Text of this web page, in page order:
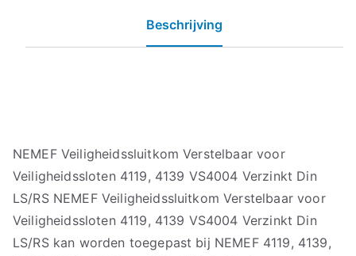
Beschrijving
NEMEF Veiligheidssluitkom Verstelbaar voor
Veiligheidssloten 4119, 4139 VS4004 Verzinkt Din
LS/RS NEMEF Veiligheidssluitkom Verstelbaar voor
Veiligheidssloten 4119, 4139 VS4004 Verzinkt Din
LS/RS kan worden toegepast bij NEMEF 4119, 4139,